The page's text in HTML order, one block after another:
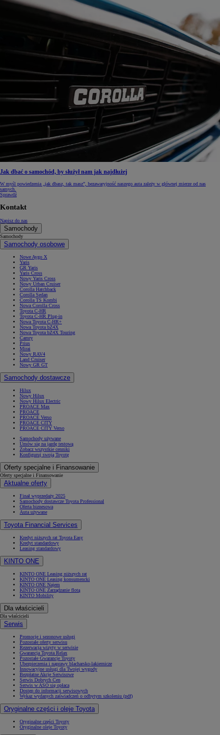
Jak dbać o samochód, by służył nam jak najdłużej
W myśl powiedzenia „jak dbasz, tak masz”, bezawaryjność naszego auta zależy w głównej mierze od nas
samych.
Sprawdź
Kontakt
Napisz do nas
Samochody
Samochody
Samochody osobowe
Nowe Aygo X
Yaris
GR Yaris
Yaris Cross
Nowy Yaris Cross
Nowy Urban Cruiser
Corolla Hatchback
Corolla Sedan
Corolla TS Kombi
Nowa Corolla Cross
Toyota C-HR
Toyota C-HR Plug-in
Nowa Toyota C-HR+
Nowa Toyota bZ4X
Nowa Toyota bZ4X Touring
Camry
Prius
Mirai
Nowy RAV4
Land Cruiser
Nowy GR GT
Samochody dostawcze
Hilux
Nowy Hilux
Nowy Hilux Electric
PROACE Max
PROACE
PROACE Verso
PROACE CITY
PROACE CITY Verso
Samochody używane
Umów się na jazdę testową
Zobacz wszystkie cenniki
Konfiguruj swoją Toyotę
Oferty specjalne i Finansowanie
Oferty specjalne i Finansowanie
Aktualne oferty
Finał wyprzedaży 2025
Samochody dostawcze Toyota Professional
Oferta biznesowa
Auta używane
Toyota Financial Services
Kredyt niższych rat Toyota Easy
Kredyt standardowy
Leasing standardowy
KINTO ONE
KINTO ONE Leasing niższych rat
KINTO ONE Leasing konsumencki
KINTO ONE Najem
KINTO ONE Zarządzanie flotą
KINTO Mobility
Dla właścicieli
Dla właścicieli
Serwis
Promocje i sezonowe usługi
Pozostałe oferty serwisu
Rezerwacja wizyty w serwisie
Gwarancja Toyota Relax
Pozostałe Gwarancje Toyoty
Ubezpieczenia i naprawy blacharsko-lakiernicze
Innowacyjne usługi dla Twojej wygody
Bezpłatne Akcje Serwisowe
Serwis Dobrych Cen
Serwis w ASO się opłaca
Dostęp do informacji serwisowych
Wykaz wydanych zaświadczeń o odbytym szkoleniu (pdf)
Oryginalne części i oleje Toyota
Oryginalne części Toyoty
Oryginalne oleje Toyoty